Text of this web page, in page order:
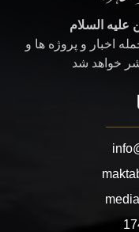
السلام
اخبار و پروژه ها و
خواهد شد